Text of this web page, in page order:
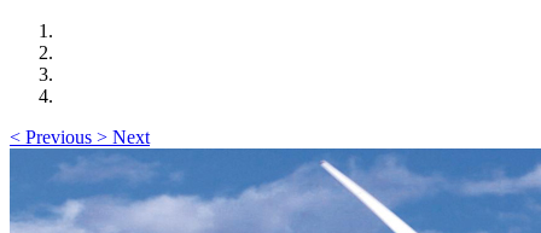
< Previous > Next